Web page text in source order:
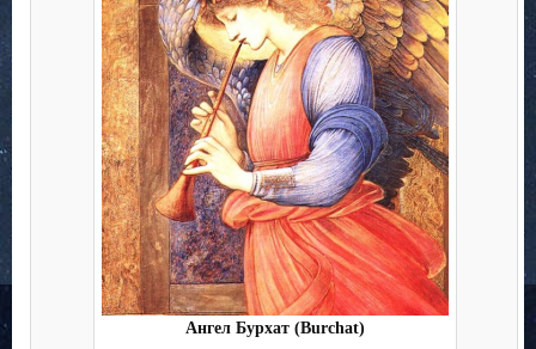
Ангел Бурхат (Burchat)